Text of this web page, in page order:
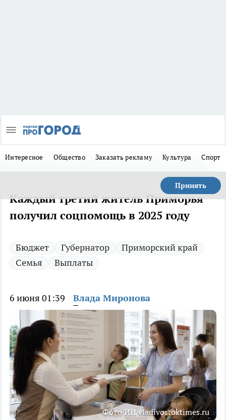
Интересное Общество Заказать рекламу Культура Спорт
Принять
Каждый третий житель Приморья
получил соцпомощь в 2025 году
Бюджет Губернатор
Приморский край
Семья
Выплаты
6 июня 01:39 Влада Миронова
Фото ИИ vladivostoktimes.ru